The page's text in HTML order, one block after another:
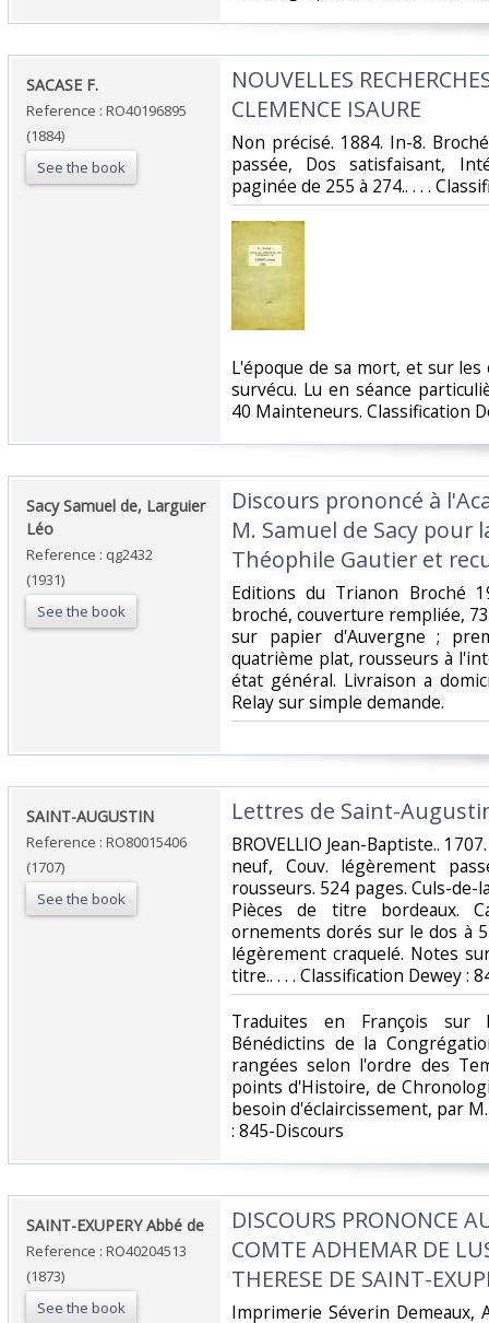
‎SACASE F.‎
Reference : RO40196895
(1884)
See the book
‎NOUVELLES
CLEMENCE ISAURE‎
‎Non précisé. 1884. In-8.
passée, Dos satisfaisant,
paginée de 255 à 274.. . . .
‎L'époque de sa mort, et sur
survécu. Lu en séance
40 Mainteneurs. Classification
‎Sacy Samuel de, Larguier
Léo‎
Reference : qg2432
(1931)
See the book
‎Discours prononcé à
M. Samuel de Sacy pour
Théophile Gautier et
‎Editions du Trianon Broché
broché, couverture rempliée,
sur papier d'Auvergne ;
quatrième plat, rousseurs à
état général. Livraison a
Relay sur simple demande.‎
‎SAINT-AUGUSTIN‎
Reference : RO80015406
(1707)
See the book
‎Lettres de Saint-
‎BROVELLIO Jean-Baptiste..
neuf, Couv. légèrement
rousseurs. 524 pages. Culs-
Pièces de titre bordeaux.
ornements dorés sur le dos à
légèrement craquelé. Notes
titre.. . . . Classification Dewey :
‎Traduites en François sur
Bénédictins de la
rangées selon l'ordre des
points d'Histoire, de
besoin d'éclaircissement, par
: 845-Discours‎
‎SAINT-EXUPERY Abbé de‎
Reference : RO40204513
(1873)
See the book
‎DISCOURS PRONONCE
COMTE ADHEMAR DE
THERESE DE SAINT-
‎Imprimerie Séverin Demeaux,